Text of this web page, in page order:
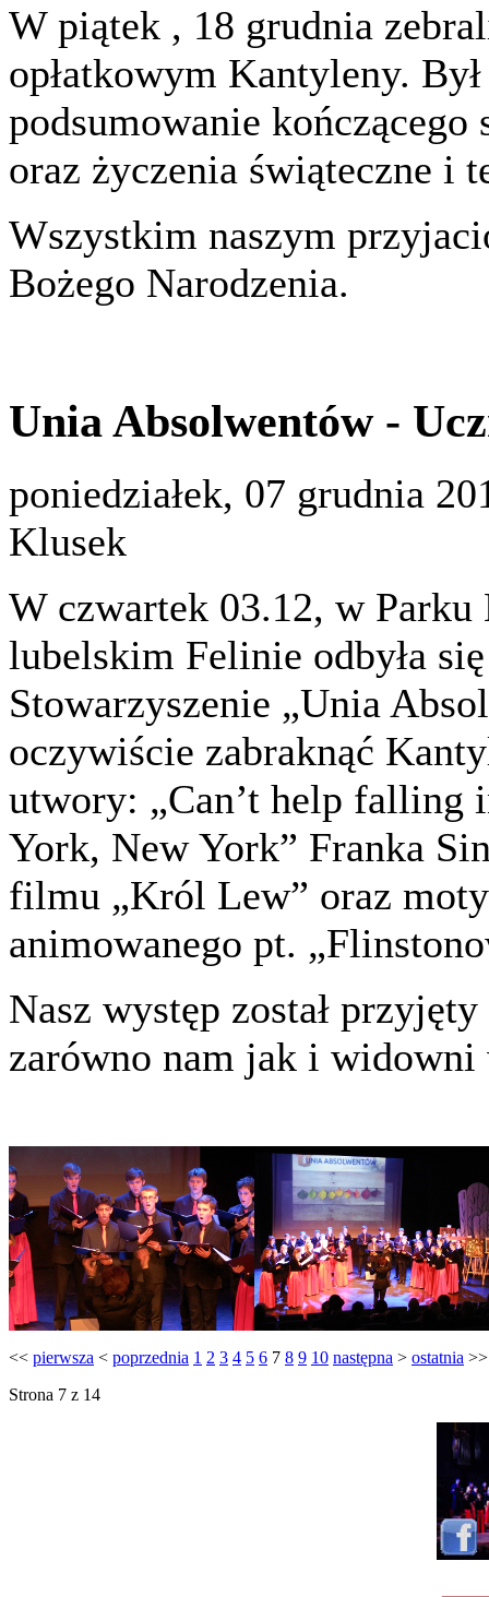
W piątek , 18 grudnia
opłatkowym Kantyleny.
podsumowanie
oraz życzenia świąteczne i
Wszystkim naszym
Bożego Narodzenia.
Unia Absolwentów -
poniedziałek, 07 grudnia
Klusek
W czwartek 03.12, w
lubelskim Felinie odbyła
Stowarzyszenie „Unia
oczywiście zabraknąć
utwory: „Can’t help falling
York, New York” Franka
filmu „Król Lew” oraz
animowanego pt.
Nasz występ został
zarówno nam jak i widowni
<< pierwsza < poprzednia 1 2 3 4 5 6 7 8 9 10 następna > ostatnia >>
Strona 7 z 14